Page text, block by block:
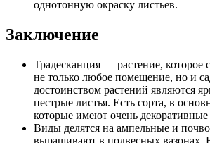
однотонную окраску листьев.
Заключение
Традесканция — растение, которое
не только любое помещение, но и
достоинством растений являются
пестрые листья. Есть сорта, в
которые имеют очень
Виды делятся на ампельные и
выращивают в подвесных вазонах.